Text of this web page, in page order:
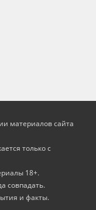
материалов сайта
только с
18+.
совпадать.
и факты.